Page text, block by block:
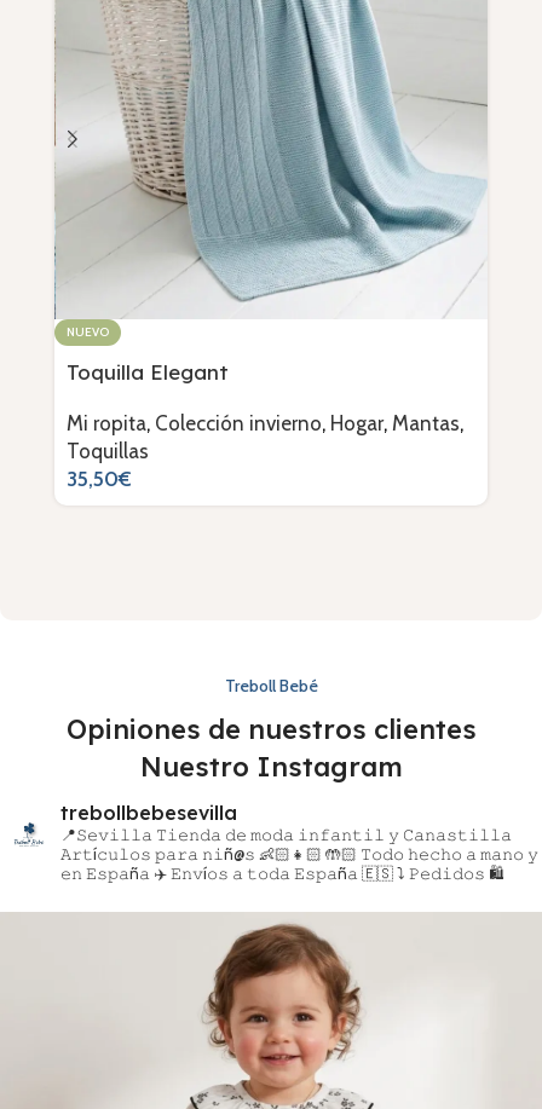
NUEVO
Toquilla Elegant
Mi ropita, Colección invierno, Hogar, Mantas,
Toquillas
35,50€
Treboll Bebé
Opiniones de nuestros clientes
Nuestro Instagram
trebollbebesevilla
📍𝚂𝚎𝚟𝚒𝚕𝚕𝚊 𝚃𝚒𝚎𝚗𝚍𝚊 𝚍𝚎 𝚖𝚘𝚍𝚊 𝚒𝚗𝚏𝚊𝚗𝚝𝚒𝚕 𝚢 𝙲𝚊𝚗𝚊𝚜𝚝𝚒𝚕𝚕𝚊
𝙰𝚛𝚝í𝚌𝚞𝚕𝚘𝚜 𝚙𝚊𝚛𝚊 𝚗𝚒ñ@𝚜 👶🏻👧🏻 🤲🏻 𝚃𝚘𝚍𝚘 𝚑𝚎𝚌𝚑𝚘 𝚊 𝚖𝚊𝚗𝚘 𝚢
𝚎𝚗 𝙴𝚜𝚙𝚊ñ𝚊 ✈️ 𝙴𝚗𝚟í𝚘𝚜 𝚊 𝚝𝚘𝚍𝚊 𝙴𝚜𝚙𝚊ñ𝚊 🇪🇸⤵️ 𝙿𝚎𝚍𝚒𝚍𝚘𝚜 🛍